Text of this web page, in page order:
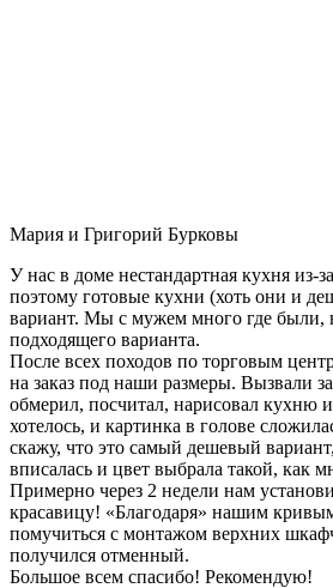
Мария и Григорий Бурковы
У нас в доме нестандартная кухня из-
поэтому готовые кухни (хоть они и
вариант. Мы с мужем много где были,
подходящего варианта.
После всех походов по торговым
на заказ под наши размеры. Вызвали
обмерил, посчитал, нарисовал кухню
хотелось, и картинка в голове
скажу, что это самый дешевый
вписалась и цвет выбрала такой, как
Примерно через 2 недели нам
красавицу! «Благодаря» нашим
помучиться с монтажом верхних
получился отменный.
Большое всем спасибо! Рекомендую!